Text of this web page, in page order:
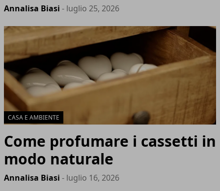
Annalisa Biasi - luglio 25, 2026
CASA E AMBIENTE
Come profumare i cassetti in
modo naturale
Annalisa Biasi - luglio 16, 2026